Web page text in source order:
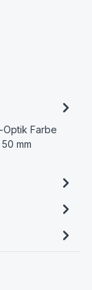
Farbe
mm